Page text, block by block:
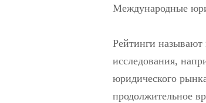
Международные
Рейтинги
исследования,
юридического
продолжительное